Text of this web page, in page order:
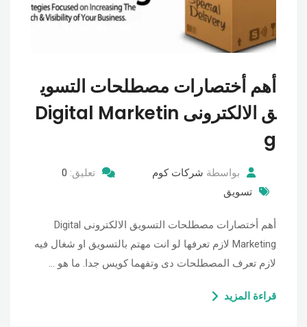
أهم أختصارات مصطلحات التسوي
ق الالكترونى Digital Marketin
g
بواسطة شركات كوم تعليق: 0
تسويق
أهم أختصارات مصطلحات التسويق الالكترونى Digital
Marketing لازم تعرفها لو انت مهتم بالتسويق او شغال فيه
لازم تعرف المصطلحات دى وتفهما كويس جدا. ما هو …
قراءة المزيد